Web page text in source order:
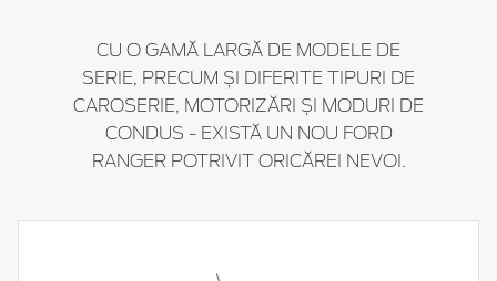
CU O GAMĂ LARGĂ DE MODELE DE
SERIE, PRECUM ȘI DIFERITE TIPURI DE
CAROSERIE, MOTORIZĂRI ȘI MODURI DE
CONDUS - EXISTĂ UN NOU FORD
RANGER POTRIVIT ORICĂREI NEVOI.